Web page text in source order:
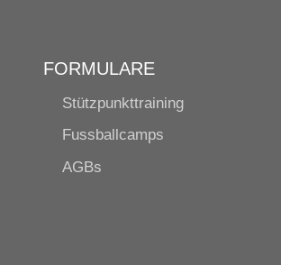
FORMULARE
Stützpunkttraining
Fussballcamps
AGBs